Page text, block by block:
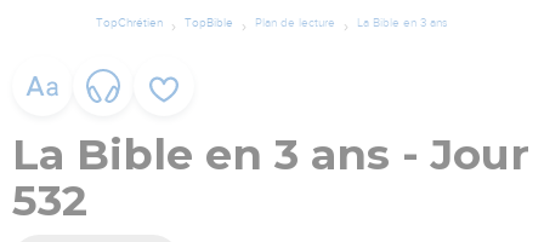
TopChrétien TopBible Plan de lecture La Bible en 3 ans
La Bible en 3 ans - Jour
532